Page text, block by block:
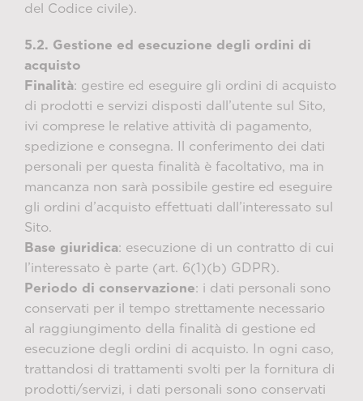
del Codice civile).
5.2. Gestione ed esecuzione degli ordini di
acquisto
Finalità: gestire ed eseguire gli ordini di acquisto
di prodotti e servizi disposti dall’utente sul Sito,
ivi comprese le relative attività di pagamento,
spedizione e consegna. Il conferimento dei dati
personali per questa finalità è facoltativo, ma in
mancanza non sarà possibile gestire ed eseguire
gli ordini d’acquisto effettuati dall’interessato sul
Sito.
Base giuridica: esecuzione di un contratto di cui
l’interessato è parte (art. 6(1)(b) GDPR).
Periodo di conservazione: i dati personali sono
conservati per il tempo strettamente necessario
al raggiungimento della finalità di gestione ed
esecuzione degli ordini di acquisto. In ogni caso,
trattandosi di trattamenti svolti per la fornitura di
prodotti/servizi, i dati personali sono conservati